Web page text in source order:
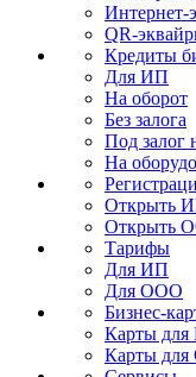
Интернет-
QR-
Кредиты
Для ИП
На оборот
Без залога
Под залог
На
Открыть
Открыть
Тарифы
Для ИП
Для ООО
Бизнес-
Карты
Карты